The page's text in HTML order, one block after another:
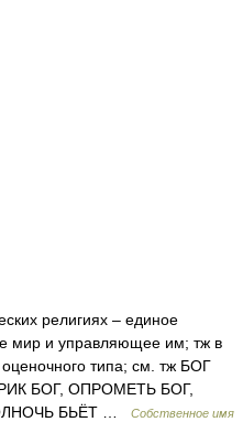
религиях – единое
мир и управляющее им; тж в
типа; см. тж БОГ
БОГ, ОПРОМЕТЬ БОГ,
БЬЁТ …
Собственное имя